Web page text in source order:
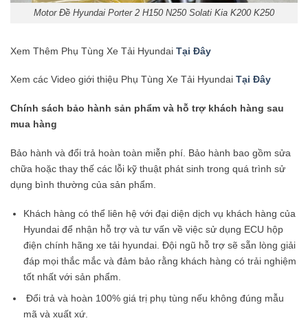
Motor Đề Hyundai Porter 2 H150 N250 Solati Kia K200 K250
Xem Thêm Phụ Tùng Xe Tải Hyundai Tại Đây
Xem các Video giới thiệu Phụ Tùng Xe Tải Hyundai Tại Đây
Chính sách bảo hành sản phẩm và hỗ trợ khách hàng sau
mua hàng
Bảo hành và đổi trả hoàn toàn miễn phí. Bảo hành bao gồm sửa
chữa hoặc thay thế các lỗi kỹ thuật phát sinh trong quá trình sử
dụng bình thường của sản phẩm.
Khách hàng có thể liên hệ với đại diện dịch vụ khách hàng của
Hyundai để nhận hỗ trợ và tư vấn về việc sử dụng ECU hộp
điện chính hãng xe tải hyundai. Đội ngũ hỗ trợ sẽ sẵn lòng giải
đáp mọi thắc mắc và đảm bảo rằng khách hàng có trải nghiệm
tốt nhất với sản phẩm.
Đổi trả và hoàn 100% giá trị phụ tùng nếu không đúng mẫu
mã và xuất xứ.